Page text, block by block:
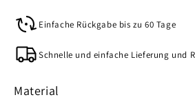
Einfache Rückgabe bis zu 60 Tage
Schnelle und einfache Lieferung und
Material